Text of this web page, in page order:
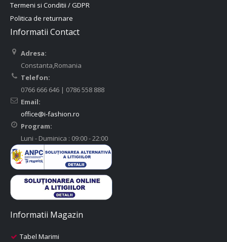
Termeni si Conditii / GDPR
Politica de returnare
Informatii Contact
Adresa:
Constanta,Romania
Telefon:
0766 666 646 | 0786 558 888
Email:
office@i-fashion.ro
Program:
Luni - Duminica : 09:00 - 22:00
Informatii Magazin
Tabel Marimi